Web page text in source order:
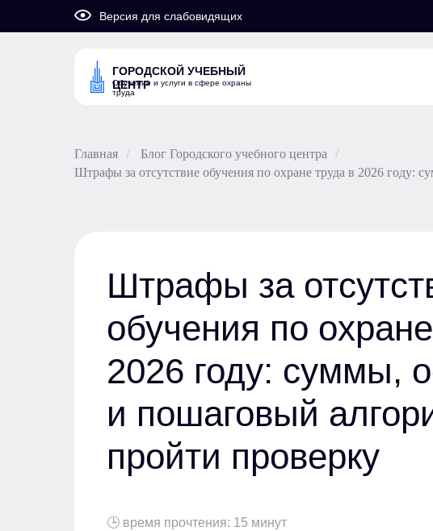
Версия для слабовидящих
Обучение и услуги в сфере охраны
труда
ГОРОДСКОЙ УЧЕБНЫЙ
ЦЕНТР
Главная / Блог Городского учебного центра
/
Штрафы за отсутствие обучения по охране труда в 2026
Штрафы за
обучения по
2026 году: суммы,
и пошаговый
пройти проверку
🕒 время прочтения: 15 минут